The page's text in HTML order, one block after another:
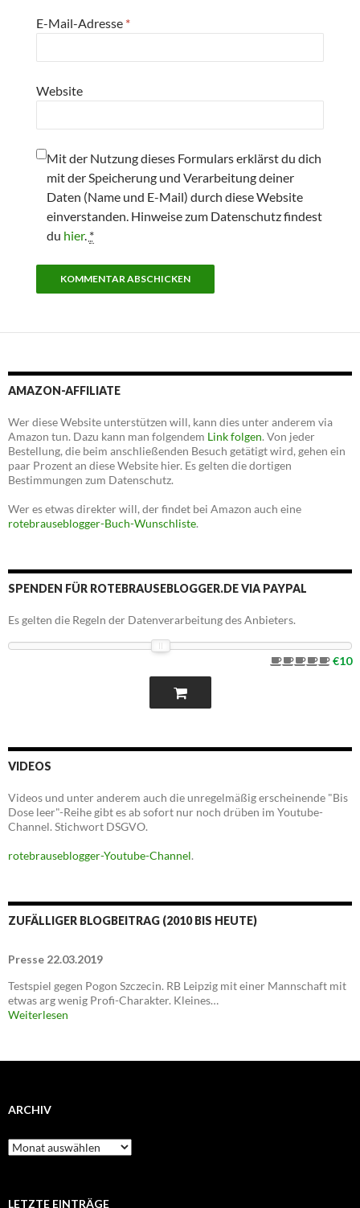
E-Mail-Adresse *
Website
Mit der Nutzung dieses Formulars erklärst du dich
mit der Speicherung und Verarbeitung deiner
Daten (Name und E-Mail) durch diese Website
einverstanden. Hinweise zum Datenschutz findest
du hier. *
AMAZON-AFFILIATE
Wer diese Website unterstützen will, kann dies unter anderem via
Amazon tun. Dazu kann man folgendem Link folgen. Von jeder
Bestellung, die beim anschließenden Besuch getätigt wird, gehen ein
paar Prozent an diese Website hier. Es gelten die dortigen
Bestimmungen zum Datenschutz.
Wer es etwas direkter will, der findet bei Amazon auch eine
rotebrauseblogger-Buch-Wunschliste.
SPENDEN FÜR ROTEBRAUSEBLOGGER.DE VIA PAYPAL
Es gelten die Regeln der Datenverarbeitung des Anbieters.
€10
VIDEOS
Videos und unter anderem auch die unregelmäßig erscheinende "Bis
Dose leer"-Reihe gibt es ab sofort nur noch drüben im Youtube-
Channel. Stichwort DSGVO.
rotebrauseblogger-Youtube-Channel.
ZUFÄLLIGER BLOGBEITRAG (2010 BIS HEUTE)
Presse 22.03.2019
Testspiel gegen Pogon Szczecin. RB Leipzig mit einer Mannschaft mit
etwas arg wenig Profi-Charakter. Kleines…
Weiterlesen
ARCHIV
Archiv
LETZTE EINTRÄGE